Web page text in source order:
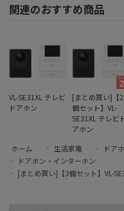
関連のおすすめ商品
VL-SE31XL テレビ
ドアホン
[まとめ買い]【2
個セット】VL-
SE31XL テレビ
アホン
ホーム
> 生活家電 >
ドア
>
ドアホン・インターホン
> [まとめ買い]【3個セット】VL-